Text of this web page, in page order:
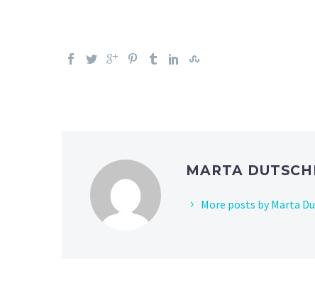
MARTA
More posts by Marta